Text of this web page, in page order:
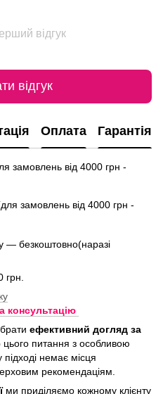
відгук
відгук
Оплата Гарантія
замовлень від 4000 грн -
замовлень від 4000 грн -
— безкоштовно(наразі
грн.
консультацію
ефективний догляд за
цього питання з особливою
немає місця
рекомендаціям.
ми приділяємо кожному клієнту